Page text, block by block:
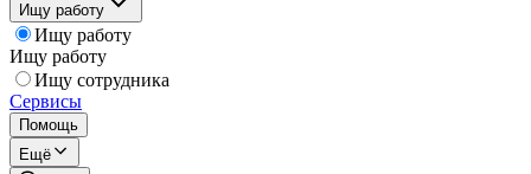
Ищу работу
Ищу работу
Ищу работу
Ищу сотрудника
Сервисы
Помощь
Ещё